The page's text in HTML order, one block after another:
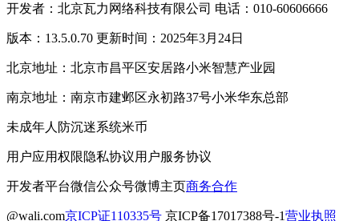
开发者：北京瓦力网络科技有限公司 电话：010-60606666
版本：13.5.0.70 更新时间：2025年3月24日
北京地址：北京市昌平区安居路小米智慧产业园
南京地址：南京市建邺区永初路37号小米华东总部
未成年人防沉迷系统米币
用户应用权限隐私协议用户服务协议
开发者平台微信公众号微博主页商务合作
@wali.com京ICP证110335号 京ICP备17017388号-1营业执照